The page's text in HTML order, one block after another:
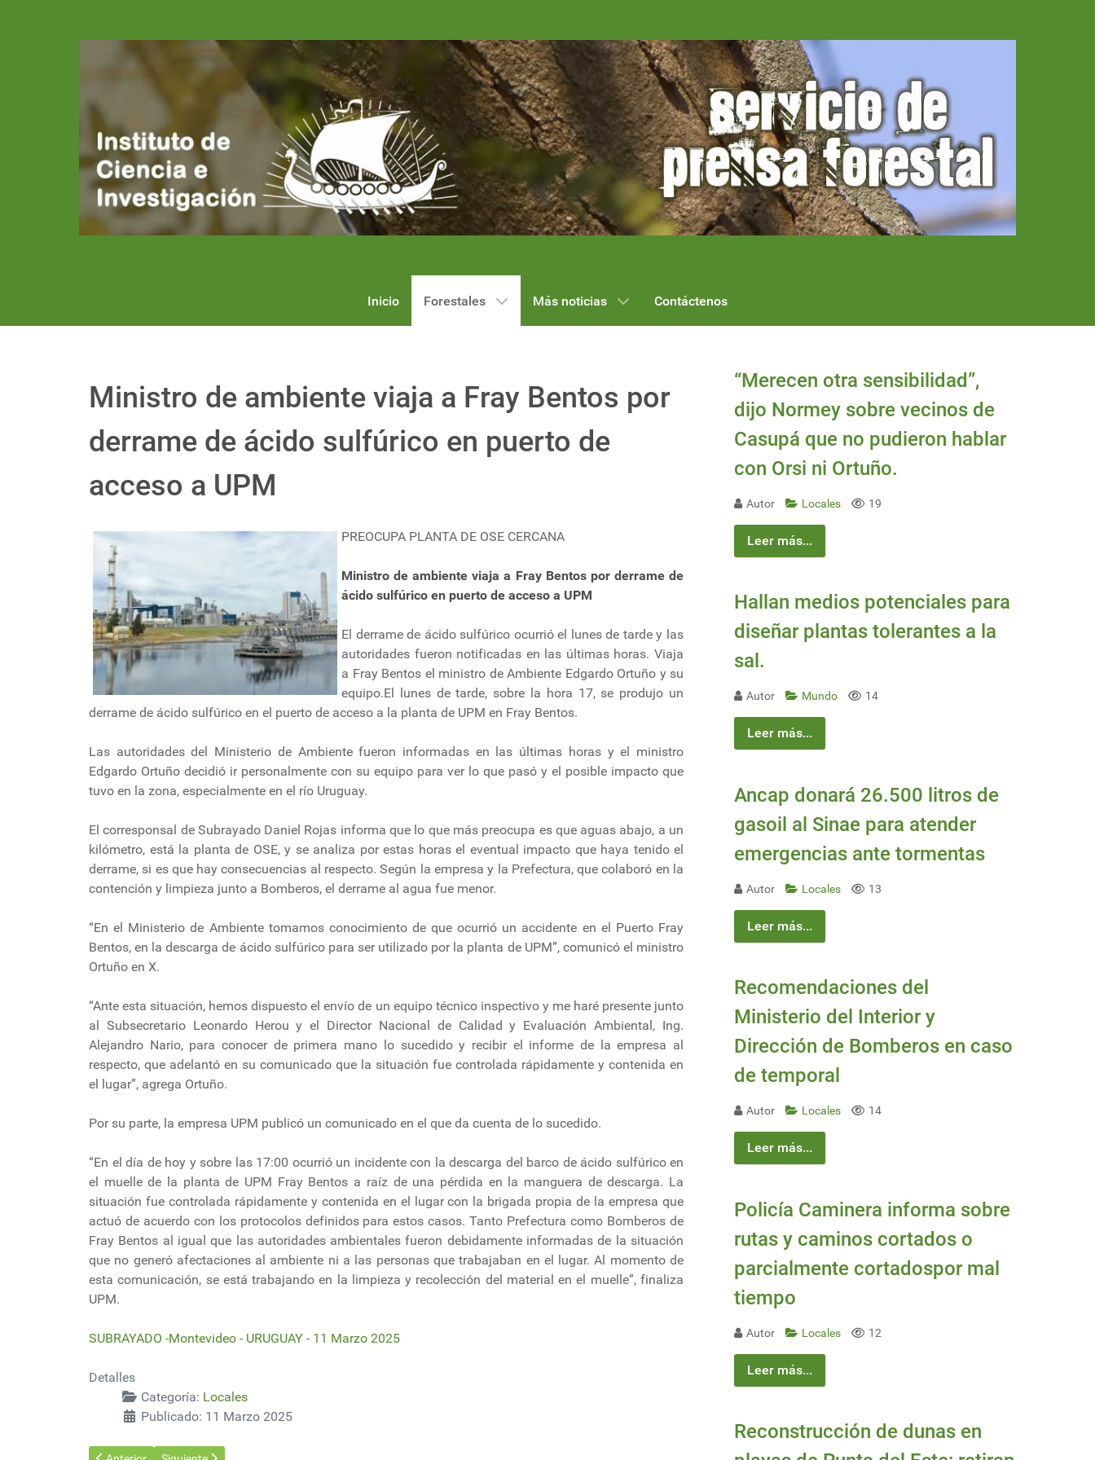
Inicio Forestales Más noticias Contáctenos
Ministro de ambiente viaja a Fray Bentos por
derrame de ácido sulfúrico en puerto de
acceso a UPM
PREOCUPA PLANTA DE OSE CERCANA
Ministro de ambiente viaja a Fray Bentos por derrame de
ácido sulfúrico en puerto de acceso a UPM
El derrame de ácido sulfúrico ocurrió el lunes de tarde y las
autoridades fueron notificadas en las últimas horas. Viaja
a Fray Bentos el ministro de Ambiente Edgardo Ortuño y su
equipo.El lunes de tarde, sobre la hora 17, se produjo un
derrame de ácido sulfúrico en el puerto de acceso a la planta de UPM en Fray Bentos.
Las autoridades del Ministerio de Ambiente fueron informadas en las últimas horas y el ministro
Edgardo Ortuño decidió ir personalmente con su equipo para ver lo que pasó y el posible impacto que
tuvo en la zona, especialmente en el río Uruguay.
El corresponsal de Subrayado Daniel Rojas informa que lo que más preocupa es que aguas abajo, a un
kilómetro, está la planta de OSE, y se analiza por estas horas el eventual impacto que haya tenido el
derrame, si es que hay consecuencias al respecto. Según la empresa y la Prefectura, que colaboró en la
contención y limpieza junto a Bomberos, el derrame al agua fue menor.
“En el Ministerio de Ambiente tomamos conocimiento de que ocurrió un accidente en el Puerto Fray
Bentos, en la descarga de ácido sulfúrico para ser utilizado por la planta de UPM”, comunicó el ministro
Ortuño en X.
“Ante esta situación, hemos dispuesto el envío de un equipo técnico inspectivo y me haré presente junto
al Subsecretario Leonardo Herou y el Director Nacional de Calidad y Evaluación Ambiental, Ing.
Alejandro Nario, para conocer de primera mano lo sucedido y recibir el informe de la empresa al
respecto, que adelantó en su comunicado que la situación fue controlada rápidamente y contenida en
el lugar”, agrega Ortuño.
Por su parte, la empresa UPM publicó un comunicado en el que da cuenta de lo sucedido.
“En el día de hoy y sobre las 17:00 ocurrió un incidente con la descarga del barco de ácido sulfúrico en
el muelle de la planta de UPM Fray Bentos a raíz de una pérdida en la manguera de descarga. La
situación fue controlada rápidamente y contenida en el lugar con la brigada propia de la empresa que
actuó de acuerdo con los protocolos definidos para estos casos. Tanto Prefectura como Bomberos de
Fray Bentos al igual que las autoridades ambientales fueron debidamente informadas de la situación
que no generó afectaciones al ambiente ni a las personas que trabajaban en el lugar. Al momento de
esta comunicación, se está trabajando en la limpieza y recolección del material en el muelle”, finaliza
UPM.
SUBRAYADO -Montevideo - URUGUAY - 11 Marzo 2025
Detalles
Categoría: Locales
Publicado: 11 Marzo 2025
“Merecen otra sensibilidad”,
dijo Normey sobre vecinos de
Casupá que no pudieron hablar
con Orsi ni Ortuño.
Autor Locales 19
Leer más...
Hallan medios potenciales para
diseñar plantas tolerantes a la
sal.
Autor Mundo 14
Leer más...
Ancap donará 26.500 litros de
gasoil al Sinae para atender
emergencias ante tormentas
Autor Locales 13
Leer más...
Recomendaciones del
Ministerio del Interior y
Dirección de Bomberos en caso
de temporal
Autor Locales 14
Leer más...
Policía Caminera informa sobre
rutas y caminos cortados o
parcialmente cortadospor mal
tiempo
Autor Locales 12
Leer más...
Reconstrucción de dunas en